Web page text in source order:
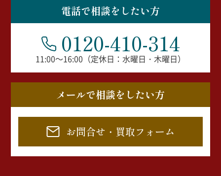
電話で相談をしたい方
0120-410-314
11:00～16:00（定休日：水曜日・木曜日）
メールで相談をしたい方
お問合せ・買取フォーム